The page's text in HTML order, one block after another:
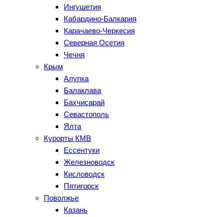
Ингушетия
Кабардино-Балкария
Карачаево-Черкесия
Северная Осетия
Чечня
Крым
Алупка
Балаклава
Бахчисарай
Севастополь
Ялта
Курорты КМВ
Ессентуки
Железноводск
Кисловодск
Пятигорск
Поволжье
Казань